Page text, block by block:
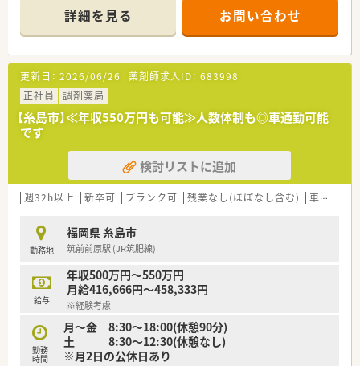
東京都・千葉県・神奈川県に38店舗展開しております。(2022年6
月時点）
■超高齢化社会で必ず必要となる在宅対応を積極的に取り組ん
でおり着実に成長を続けています。今後も安定して成長が見込
まれる安定営業の会社です。
■オンライン服薬指導(28店舗実施)、地域連携薬局(21店舗)、零
売など最先端の取り組みを実施しております。
＜女性もご活躍いただける環境＞
変更の相談も可能です。
■女性の育休取得率 100％。復帰率100%。男性育休取得実績(現
在8名取得)もあります。カムバックパス制度、きらりミルククラ
ブなど働く女性を応援する環境が整っています。
キャリアを積み活躍できるフィールドがございます。
＜こんな店舗です＞
■内科門前の外来と施設・個人在宅を対応している地域密着型の
店舗です。
■近隣は静かな住宅街で、落ち着いた環境です。
■糸島市では唯一100名単位で在宅を対応しており、約600名を
担当しております。
■門前の内科クリニックは、発熱外来の他、子どもの診療も行う
など処方科目も様々です。
詳細を見る お問い合わせ
更新日： 2026/06/26 薬剤師求人ID： 683998
正社員
調剤薬局
【糸島市】≪年収550万円も可能≫人数体制も◎車通勤可能
です
検討リストに追加
週32h以上 新卒可 ブランク可 残業なし(ほぼなし含む) 車通勤可
勤務地
福岡県 糸島市
筑前前原駅 (JR筑肥線)
給与
年収500万円～550万円
月給416,666円～458,333円
※経験考慮
勤務
時間
月～金 8:30～18:00(休憩90分)
土 8:30～12:30(休憩なし)
※月2日の公休日あり